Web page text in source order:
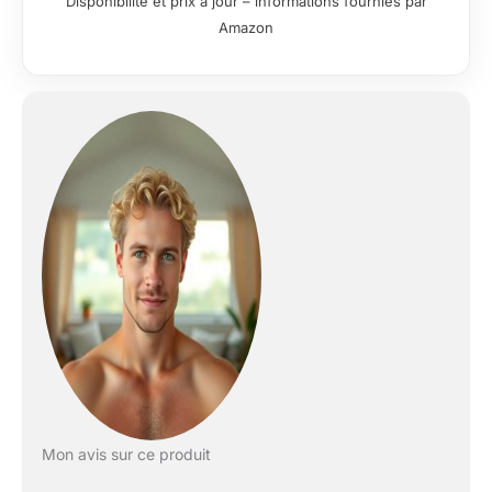
L'ensemble est composé d'une boîte
avec un matelas de 25 cm de hauteur et
Sommeil Profond : Associez le matelas
et le surmatelas pour obtenir une
hauteur supplémentaire, parfaite pour
ceux qui aiment dormir sur un lit haut.
La combinaison offre une expérience de
sommeil luxueuse et peut être adaptée à
vos préférences de confort. La hauteur
du matelas et du futon sera de 33 cm.
Solution Adaptée à Vos Besoins : Le
surmatelas est facilement amovible du
matelas, vous offrant la flexibilité de
personnaliser votre sommeil. Idéal pour
ceux qui souhaitent varier la sensation
du matelas sans avoir à changer
complètement de lit. Le surmatelas peut
Amazon
Mon avis sur ce produit